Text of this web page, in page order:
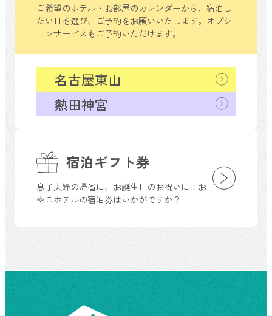
宿泊ギフト券
息子夫婦の帰省に、お誕生日のお祝いに！お
やこホテルの宿泊券はいかがですか？
ご希望のホテル・お部屋のカレンダーから、 宿泊し
たい日を選び、ご予約をお願いいたします。 オプシ
ョンサービスもご予約いただけます。
熱田神宮
名古屋東山